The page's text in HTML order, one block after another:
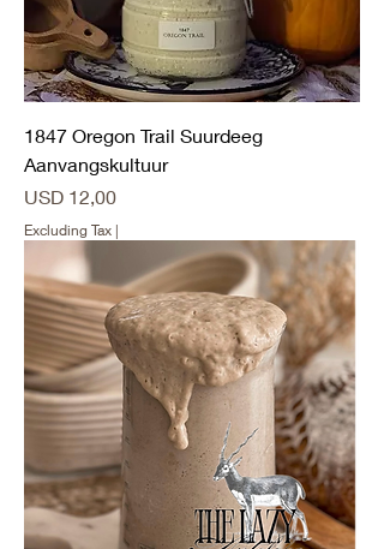
1847 Oregon Trail Suurdeeg
Aanvangskultuur
Price
USD 12,00
Excluding Tax |